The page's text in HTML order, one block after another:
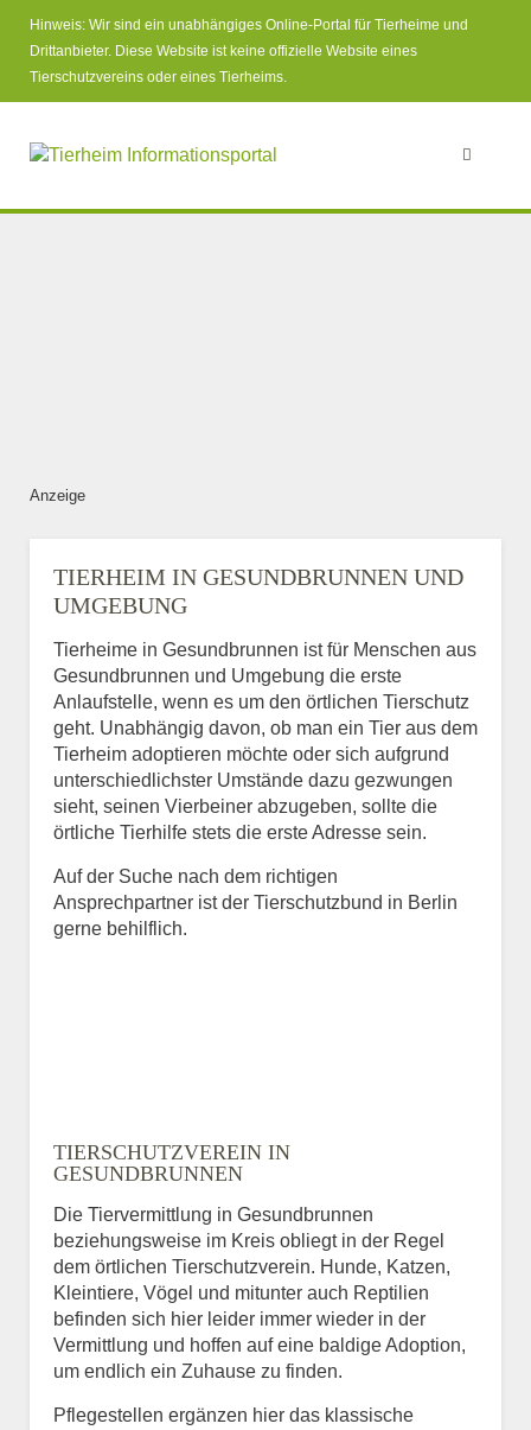
Hinweis: Wir sind ein unabhängiges Online-Portal für Tierheime und
Drittanbieter. Diese Website ist keine offizielle Website eines
Tierschutzvereins oder eines Tierheims.
Anzeige
TIERHEIM IN GESUNDBRUNNEN UND
UMGEBUNG
Tierheime in Gesundbrunnen ist für Menschen aus
Gesundbrunnen und Umgebung die erste
Anlaufstelle, wenn es um den örtlichen Tierschutz
geht. Unabhängig davon, ob man ein Tier aus dem
Tierheim adoptieren möchte oder sich aufgrund
unterschiedlichster Umstände dazu gezwungen
sieht, seinen Vierbeiner abzugeben, sollte die
örtliche Tierhilfe stets die erste Adresse sein.
Auf der Suche nach dem richtigen
Ansprechpartner ist der Tierschutzbund in Berlin
gerne behilflich.
TIERSCHUTZVEREIN IN
GESUNDBRUNNEN
Die Tiervermittlung in Gesundbrunnen
beziehungsweise im Kreis obliegt in der Regel
dem örtlichen Tierschutzverein. Hunde, Katzen,
Kleintiere, Vögel und mitunter auch Reptilien
befinden sich hier leider immer wieder in der
Vermittlung und hoffen auf eine baldige Adoption,
um endlich ein Zuhause zu finden.
Pflegestellen ergänzen hier das klassische